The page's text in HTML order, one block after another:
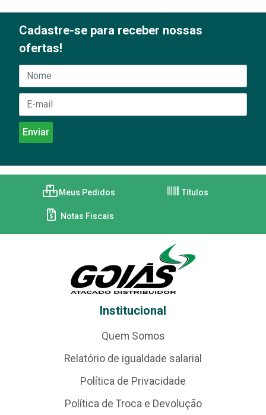
Cadastre-se para receber nossas
ofertas!
Meus Pedidos Títulos
Notas Fiscais
Institucional
Quem Somos
Relatório de igualdade salarial
Política de Privacidade
Política de Troca e Devolução